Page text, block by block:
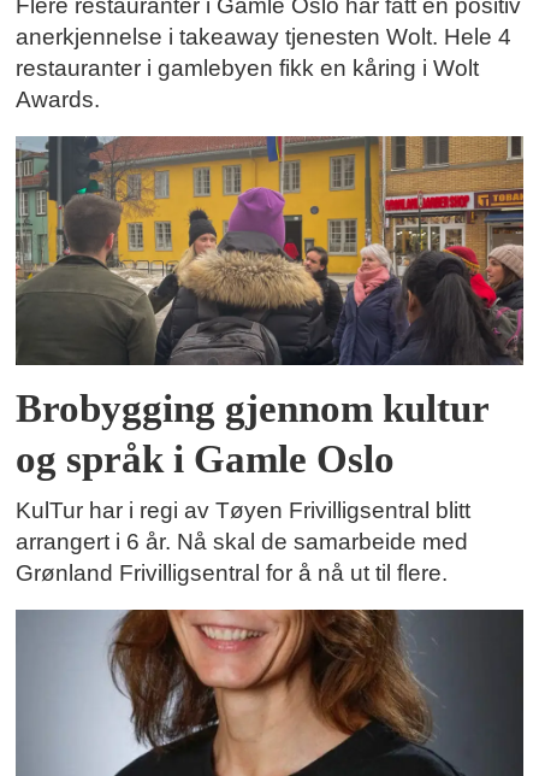
anerkjennelse i takeaway tjenesten Wolt. Hele 4
restauranter i gamlebyen fikk en kåring i Wolt
Awards.
Brobygging gjennom kultur
og språk i Gamle Oslo
KulTur har i regi av Tøyen Frivilligsentral blitt
arrangert i 6 år. Nå skal de samarbeide med
Grønland Frivilligsentral for å nå ut til flere.